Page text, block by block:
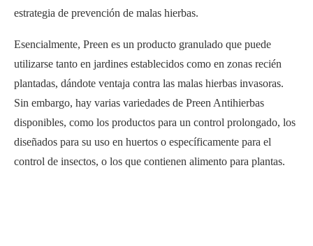
estrategia de prevención de malas hierbas.
Esencialmente, Preen es un producto granulado que puede
utilizarse tanto en jardines establecidos como en zonas recién
plantadas, dándote ventaja contra las malas hierbas invasoras.
Sin embargo, hay varias variedades de Preen Antihierbas
disponibles, como los productos para un control prolongado, los
diseñados para su uso en huertos o específicamente para el
control de insectos, o los que contienen alimento para plantas.